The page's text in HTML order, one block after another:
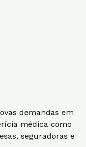
demandas em
médica como
seguradoras e